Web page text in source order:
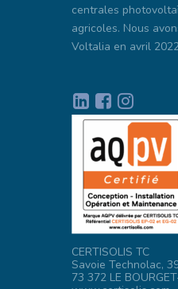
centrales
agricoles. Nous
Voltalia en avril
CERTISOLIS TC
Savoie Technolac,
73 372 LE